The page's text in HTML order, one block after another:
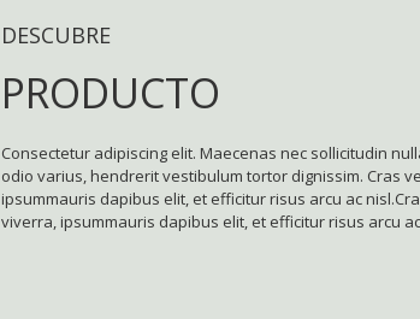
DESCUBRE
PRODUCTO
Consectetur adipiscing elit. Maecenas nec sollicitudin
odio varius, hendrerit vestibulum tortor dignissim. Cras
ipsummauris dapibus elit, et efficitur risus arcu ac
viverra, ipsummauris dapibus elit, et efficitur risus arcu